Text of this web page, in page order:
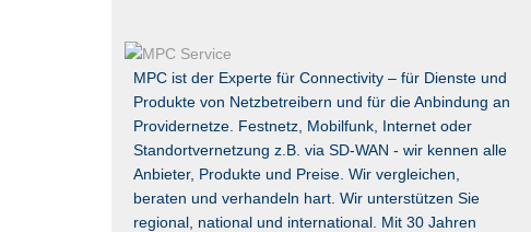
MPC ist der Experte für Connectivity – für Dienste und
Produkte von Netzbetreibern und für die Anbindung an
Providernetze. Festnetz, Mobilfunk, Internet oder
Standortvernetzung z.B. via SD-WAN - wir kennen alle
Anbieter, Produkte und Preise. Wir vergleichen,
beraten und verhandeln hart. Wir unterstützen Sie
regional, national und international. Mit 30 Jahren